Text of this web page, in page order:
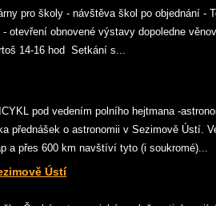
pro školy - návštěva škol po objednání -
obnovené výstavy dopoledne
14-16 hod Setkání s...
pod vedením polního hejtmana -
přednášek o astronomii v Sezimově Ústí.
a přes 600 km navštíví tyto (i soukromé)...
Ústí